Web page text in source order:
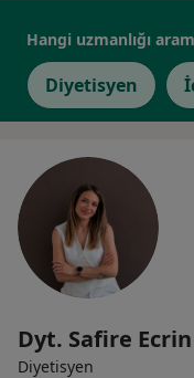
Hangi uzmanlığı
Diyetisyen
Dyt. Safire
Diyetisyen